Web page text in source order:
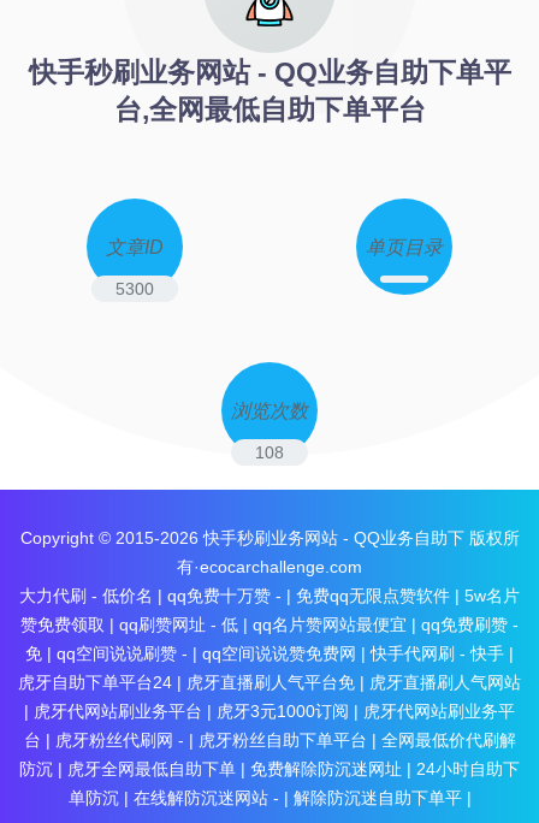
快手秒刷业务网站 - QQ业务自助下单平
台,全网最低自助下单平台
文章ID
5300
单页目录
浏览次数
108
Copyright © 2015-2026快手秒刷业务网站 - QQ业务自助下版权所
有·ecocarchallenge.com
大力代刷 - 低价名 | qq免费十万赞 - | 免费qq无限点赞软件 | 5w名片
赞免费领取 | qq刷赞网址 - 低 | qq名片赞网站最便宜 | qq免费刷赞 -
免 | qq空间说说刷赞 - | qq空间说说赞免费网 |快手代网刷 - 快手 |
虎牙自助下单平台24 | 虎牙直播刷人气平台免 | 虎牙直播刷人气网站
| 虎牙代网站刷业务平台 | 虎牙3元1000订阅 | 虎牙代网站刷业务平
台 | 虎牙粉丝代刷网 - | 虎牙粉丝自助下单平台 | 全网最低价代刷解
防沉 | 虎牙全网最低自助下单 | 免费解除防沉迷网址 | 24小时自助下
单防沉| 在线解防沉迷网站 - | 解除防沉迷自助下单平|